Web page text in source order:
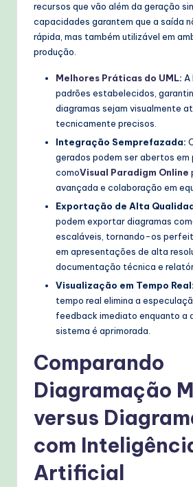
recursos que vão além da geração
capacidades garantem que a saída
rápida, mas também utilizável em
produção.
Melhores Práticas do UML: A
padrões estabelecidos,
diagramas sejam visualmente
tecnicamente precisos.
Integração Semprefazada:
gerados podem ser abertos
comoVisual Paradigm Online
avançada e colaboração em
Exportação de Alta
podem exportar diagramas
escaláveis, tornando-os
em apresentações de alta
documentação técnica e
Visualização em Tempo Real:
tempo real elimina a
feedback imediato enquanto a
sistema é aprimorada.
Comparando
Diagramação
versus
com
Artificial